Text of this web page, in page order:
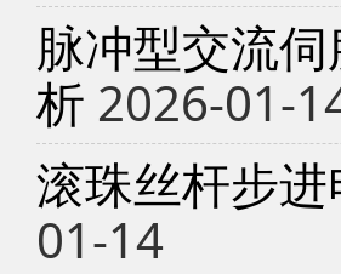
脉冲型交流
析 2026-01-
滚珠丝杆步
01-14